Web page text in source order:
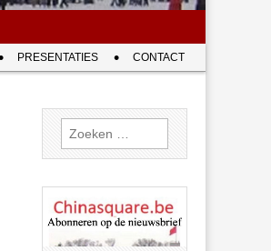
PRESENTATIES CONTACT
Zoeken
naar: